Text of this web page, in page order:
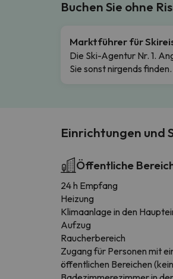
Buchen Sie ohne
Marktführer für
Die Ski-Agentur Nr. 1.
Sie sonst nirgends finden.
Einrichtungen und
Öffentliche
24 h Empfang
Heizung
Klimaanlage in den
Aufzug
Raucherbereich
Zugang für Personen mit
öffentlichen Bereichen